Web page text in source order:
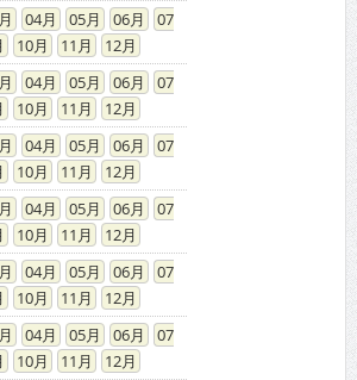
04 05 06
07
10 11
12
04 05 06
07
10 11
12
04 05 06
07
10 11
12
04 05 06
07
10 11
12
04 05 06
07
10 11
12
04 05 06
07
10 11
12